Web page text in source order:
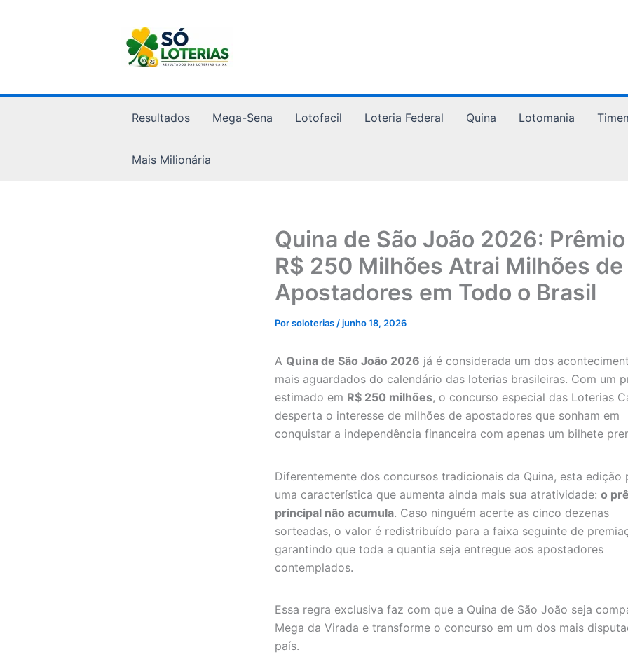
Resultados Mega-Sena Lotofacil Loteria Federal Quina Lotomania
Mais Milionária
Quina de São João 2026:
R$ 250 Milhões Atrai Milhões de
Apostadores em Todo o Brasil
Porsoloterias /junho 18, 2026
A Quina de São João 2026 já é considerada um dos
mais aguardados do calendário das loterias brasileiras. Com um
estimado em R$ 250 milhões, o concurso especial das Loterias
desperta o interesse de milhões de apostadores que sonham em
conquistar a independência financeira com apenas um bilhete
Diferentemente dos concursos tradicionais da Quina, esta edição
uma característica que aumenta ainda mais sua atratividade: o
principal não acumula. Caso ninguém acerte as cinco dezenas
sorteadas, o valor é redistribuído para a faixa seguinte de
garantindo que toda a quantia seja entregue aos apostadores
contemplados.
Essa regra exclusiva faz com que a Quina de São João seja
Mega da Virada e transforme o concurso em um dos mais
país.